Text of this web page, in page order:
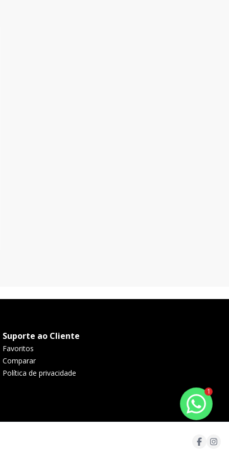
Suporte ao Cliente
Favoritos
Comparar
Política de privacidade
1